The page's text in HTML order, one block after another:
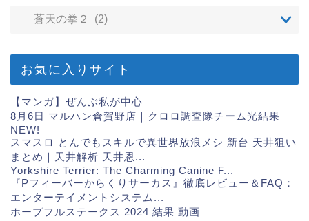
お気に入りサイト
【マンガ】ぜんぶ私が中心
8月6日 マルハン倉賀野店｜クロロ調査隊チーム光結果
NEW!
スマスロ とんでもスキルで異世界放浪メシ 新台 天井狙い
まとめ｜天井解析 天井恩...
Yorkshire Terrier: The Charming Canine F...
『Pフィーバーからくりサーカス』徹底レビュー＆FAQ：
エンターテイメントシステム...
ホープフルステークス 2024 結果 動画